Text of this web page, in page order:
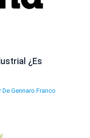
¿Es
De Gennaro Franco